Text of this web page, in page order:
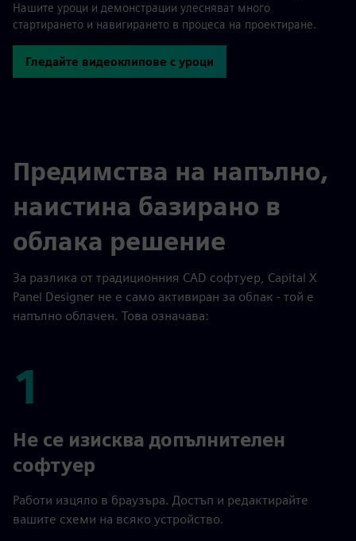
Нашите уроци и демонстрации улесняват много
стартирането и навигирането в процеса на проектиране.
Гледайте видеоклипове с уроци
Предимства на напълно,
наистина базирано в
облака решение
За разлика от традиционния CAD софтуер, Capital X
Panel Designer не е само активиран за облак - той е
напълно облачен. Това означава:
1
1
Не се изисква допълнителен
софтуер
Работи изцяло в браузъра. Достъп и редактирайте
вашите схеми на всяко устройство.